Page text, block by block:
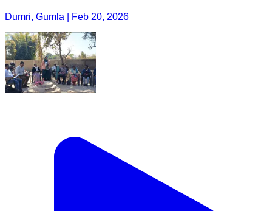
Dumri, Gumla | Feb 20, 2026